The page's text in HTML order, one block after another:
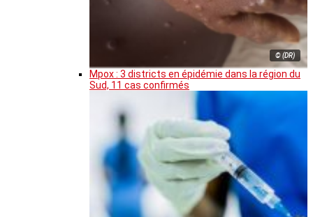
© (DR)
Mpox : 3 districts en épidémie dans la région du
Sud, 11 cas confirmés